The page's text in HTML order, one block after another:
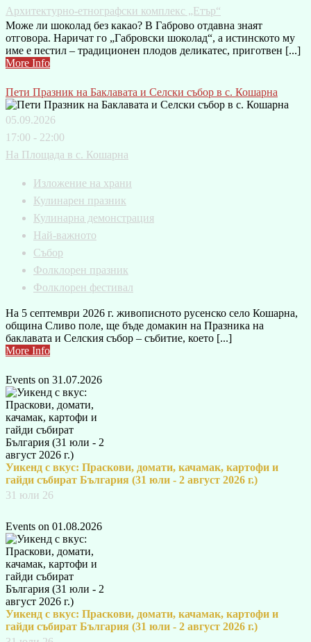
Архитектурно-етнографски комплекс „Етър“
Може ли шоколад без какао? В Габрово отдавна знаят
отговора. Наричат го „Габровски шоколад“, а истинското му
име е пестил – традиционен плодов деликатес, приготвен [...]
More Info
Пети Празник на Баклавата и Селски събор в с. Кошарна
05.09.2026
17:00 - 22:00
На Площада в с. Кошарна
Изложение на храни
Кулинарен празник
Кулинарна демонстрация
Най-важното
Събор
Фолклорен празник
Фолклорен фестивал
На 5 септември 2026 г. живописното русенско село Кошарна,
община Сливо поле, ще бъде домакин на Празника на
баклавата и Селския събор – събитие, което [...]
More Info
Events on 31.07.2026
Уикенд с вкус: Праскови, домати, качамак, картофи и
гайди събират България (31 юли - 2 август 2026 г.)
31 юли 26
Events on 01.08.2026
Уикенд с вкус: Праскови, домати, качамак, картофи и
гайди събират България (31 юли - 2 август 2026 г.)